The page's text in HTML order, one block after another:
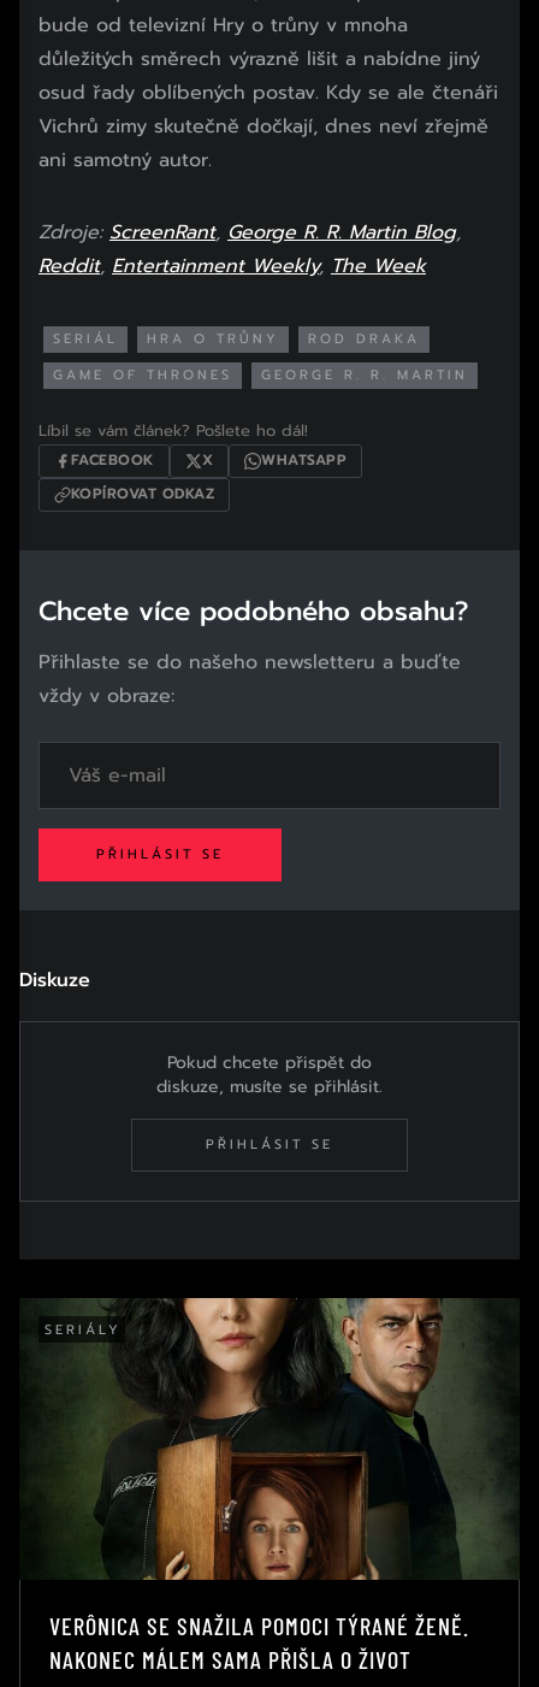
bude od televizní Hry o trůny v mnoha
důležitých směrech výrazně lišit a nabídne jiný
osud řady oblíbených postav. Kdy se ale čtenáři
Vichrů zimy skutečně dočkají, dnes neví zřejmě
ani samotný autor.
Zdroje: ScreenRant, George R. R. Martin Blog,
Reddit, Entertainment Weekly, The Week
SERIÁL HRA O TRŮNY
ROD DRAKA
GAME OF THRONES
GEORGE R. R. MARTIN
Líbil se vám článek? Pošlete ho dál!
FACEBOOK X
WHATSAPP
KOPÍROVAT ODKAZ
Chcete více podobného obsahu?
Přihlaste se do našeho newsletteru a buďte
vždy v obraze:
PŘIHLÁSIT SE
Diskuze
Pokud chcete přispět do
diskuze, musíte se přihlásit.
PŘIHLÁSIT SE
SERIÁLY
VERÔNICA SE SNAŽILA POMOCI TÝRANÉ ŽENĚ.
NAKONEC MÁLEM SAMA PŘIŠLA O ŽIVOT